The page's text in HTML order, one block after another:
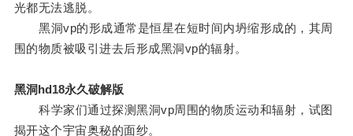
光都无法逃脱。
黑洞vp的形成通常是恒星在短时间内坍缩形成的，其周
围的物质被吸引进去后形成黑洞vp的辐射。
黑洞hd18永久破解版
科学家们通过探测黑洞vp周围的物质运动和辐射，试图
揭开这个宇宙奥秘的面纱。